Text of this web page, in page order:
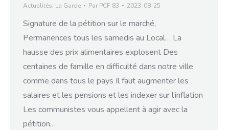
Actualités, La Garde Par PCF 83 2023-08-25
Signature de la pétition sur le marché,
Permanences tous les samedis au Local… La
hausse des prix alimentaires explosent Des
centaines de famille en difficulté dans notre ville
comme dans tous le pays Il faut augmenter les
salaires et les pensions et les indexer sur l’inflation
Les communistes vous appellent à agir avec la
pétition…